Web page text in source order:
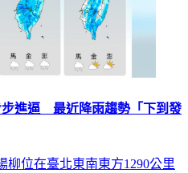
步進逼 最近降雨趨勢「下到發
柳位在臺北東南東方1290公里